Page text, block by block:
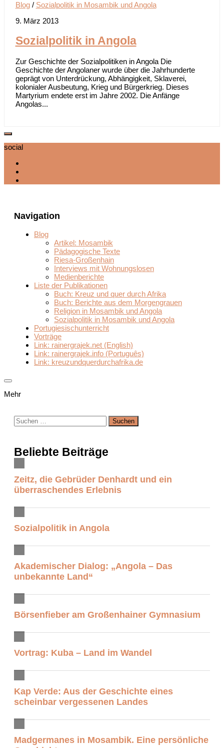
Blog/ Sozialpolitik in Mosambik und Angola
9. März 2013
Sozialpolitik in Angola
Zur Geschichte der Sozialpolitiken in Angola Die
Geschichte der Angolaner wurde über die Jahrhunderte
geprägt von Unterdrückung, Abhängigkeit, Sklaverei,
kolonialer Ausbeutung, Krieg und Bürgerkrieg. Dieses
Martyrium endete erst im Jahre 2002. Die Anfänge
Angolas...
social
Navigation
Blog
Artikel: Mosambik
Pädagogische Texte
Riesa-Großenhain
Interviews mit Wohnungslosen
Medienberichte
Liste der Publikationen
Buch: Kreuz und quer durch Afrika
Buch: Berichte aus dem Morgengrauen
Religion in Mosambik und Angola
Sozialpolitik in Mosambik und Angola
Portugiesischunterricht
Vorträge
Link: rainergrajek.net (English)
Link: rainergrajek.info (Português)
Link: kreuzundquerdurchafrika.de
Mehr
Suchen
nach:
Beliebte Beiträge
Zeitz, die Gebrüder Denhardt und ein
überraschendes Erlebnis
Sozialpolitik in Angola
Akademischer Dialog: „Angola – Das
unbekannte Land“
Börsenfieber am Großenhainer Gymnasium
Vortrag: Kuba – Land im Wandel
Kap Verde: Aus der Geschichte eines
scheinbar vergessenen Landes
Madgermanes in Mosambik. Eine persönliche